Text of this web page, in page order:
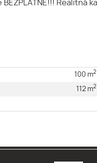
Realitná
100 m2
112 m2